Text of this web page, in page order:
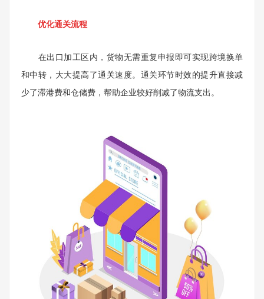
优化通关流程
在出口加工区内，货物无需重复申报即可实现跨境换单
和中转，大大提高了通关速度。通关环节时效的提升直接减
少了滞港费和仓储费，帮助企业较好削减了物流支出。